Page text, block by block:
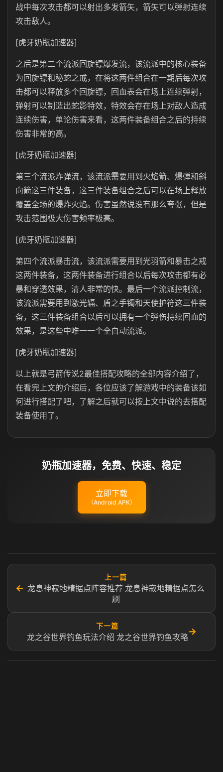
战中每次攻击都可以射出多发箭矢，箭矢可以弹射连续
攻击敌人。
[虎牙奶瓶加速器]
之后是第二个流派回旋镖爆发流，该流派中的核心装备
为回旋镖和秘蛇之戒，在将这两件组合在一期后每次攻
击都可以释放多个回旋镖，回血表会在场上连续弹射，
弹射可以制造出蛇影特效，特效会存在场上对敌人造成
连续伤害，单论伤害来看，这两件装备组合之后的持续
伤害非常的高。
[虎牙奶瓶加速器]
第三个流派炸弹流，该流派需要用到火焰箭、爆弹和斜
向箭这三件装备，这三件装备组合之后可以在场上释放
覆盖全场的爆炸火焰。伤害虽然说没有那么夸张，但是
攻击范围极大伤害频率极高。
[虎牙奶瓶加速器]
第四个流派暴击流，该流派需要用到光羽箭和暴击之戒
这两件装备，这两件装备进行组合以后每次攻击都有必
暴和穿透效果，清人非常的快。最后一个流派控制流，
该流派需要用到激光辐、盾之手镯和天使护符这三件装
备，这三件装备组合以后可以拥有一个弹伤持续回血的
效果，是这些中唯一一个全自动流派。
[虎牙奶瓶加速器]
以上就是弓箭传说2最佳搭配攻略的全部内容介绍了，
在看完上文的介绍后，各位应该了解游戏中的装备该如
何进行搭配了吧，了解之后就可以按上文中说的去搭配
装备使用了。
奶瓶加速器，免费、快速、稳定
立即下载
（Android APK）
←
上一篇
龙息神寂地精据点阵容推荐 龙息神寂地精据点怎么
刷
下一篇
龙之谷世界钓鱼玩法介绍 龙之谷世界钓鱼攻略
→